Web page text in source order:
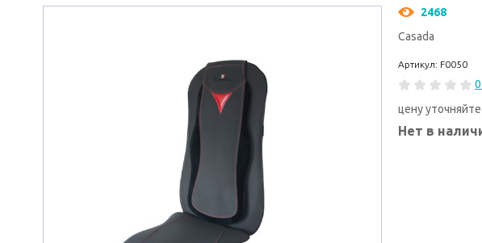
2468
Casada
Артикул: F0050
цену уточняйте
Нет в